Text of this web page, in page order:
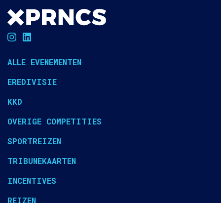
ALLE EVENEMENTEN
EREDIVISIE
KKD
OVERIGE COMPETITIES
SPORTREIZEN
TRIBUNEKAARTEN
INCENTIVES
REIZEN